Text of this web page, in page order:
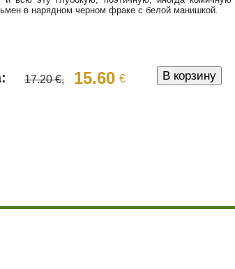
в нарядном черном фраке с белой манишкой.
17.20 €, 15.60 €